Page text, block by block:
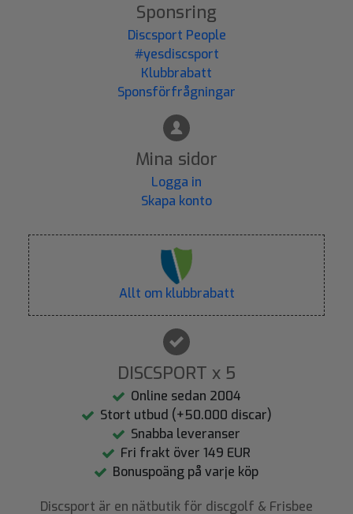
Sponsring
Discsport People
#yesdiscsport
Klubbrabatt
Sponsförfrågningar
Mina sidor
Logga in
Skapa konto
Allt om klubbrabatt
DISCSPORT x 5
Online sedan 2004
Stort utbud (+50.000 discar)
Snabba leveranser
Fri frakt över 149 EUR
Bonuspoäng på varje köp
Discsport är en nätbutik för discgolf & Frisbee